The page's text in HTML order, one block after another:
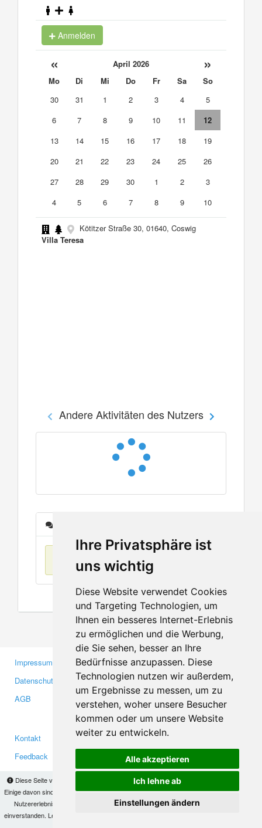
Ihre Privatsphäre ist
uns wichtig
Diese Website verwendet Cookies
und Targeting Technologien, um
Ihnen ein besseres Internet-Erlebnis
zu ermöglichen und die Werbung,
die Sie sehen, besser an Ihre
Bedürfnisse anzupassen. Diese
Technologien nutzen wir außerdem,
um Ergebnisse zu messen, um zu
verstehen, woher unsere Besucher
kommen oder um unsere Website
weiter zu entwickeln.
Alle akzeptieren
Ich lehne ab
Einstellungen ändern
Diese Seite verwendet Cookies, um Informationen auf Ihrem Computer zu speichern.
Einige davon sind notwendig, damit unsere Seite funktioniert, andere helfen uns dabei, das
Nutzererlebnis zu verbessern. Mit der Nutzung dieser Seite erklären Sie sich damit
einverstanden. Lesen Sie unsere
Anmelden
« April 2026 »
Mo Di Mi Do Fr Sa
So
30
31 1 2 3 4
5
6
7 8 9 10 11
12
13
14 15 16 17 18
19
20
21 22 23 24 25
26
27
28 29 30 1 2
3
4
5 6 7 8 9 10
Kötitzer Straße 30, 01640, Coswig
Villa Teresa
Andere Aktivitäten des Nutzers
Keine Einträge
Impressum
Datenschutzerklärung
AGB
Gewerbetreibende
Investoren
Medien
Kontakt
Feedback
Facebook
Twitter
YouTube
Google+